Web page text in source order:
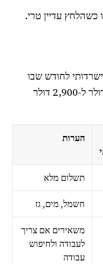
עדיין טרי.
לחודש שבו
ההכנסה נטו ירדה מ-4,600 דולר ל-2,900 דולר
הערות
תשלום מלא
חשמל, מים, גז
משאירים אם צריך
לעבודה ולחיפוש
עבודה